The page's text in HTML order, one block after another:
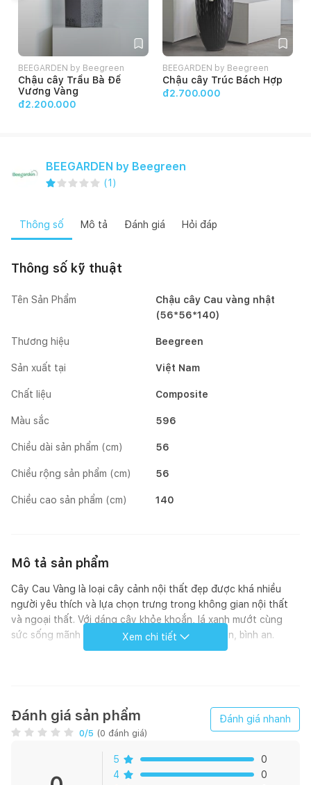
BEEGARDEN by Beegreen
Chậu cây Trầu Bà Đế
Vương Vàng
đ2.200.000
BEEGARDEN by Beegreen
Chậu cây Trúc Bách Hợp
đ2.700.000
BEEGARDEN by Beegreen
(1 )
Thông số Mô tả Đánh giá Hỏi đáp
Thông số kỹ thuật
Tên Sản Phẩm
Chậu cây Cau vàng nhật
(56*56*140)
Thương hiệu Beegreen
Sản xuất tại Việt Nam
Chất liệu Composite
Màu sắc 596
Chiều dài sản phẩm (cm) 56
Chiều rộng sản phẩm (cm) 56
Chiều cao sản phẩm (cm) 140
Mô tả sản phẩm
Cây Cau Vàng là loại cây cảnh nội thất đẹp được khá nhiều
người yêu thích và lựa chọn trưng trong không gian nội thất
và ngoại thất. Với dáng cây khỏe khoắn, lá xanh mướt cùng
sức sống mãnh liệt tượng trưng cho sự may mắn, bình an.
năng này đem lại không gian sống lành mạnh và gần gũi với
thiên nhiên.
Xem chi tiết
Đánh giá sản phẩm
0/5 (0 đánh giá)
Đánh giá nhanh
5
0
4
0